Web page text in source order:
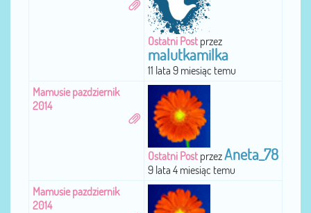
Ostatni Post przez
malutkamilka
11 lata 9 miesiąc temu
Mamusie pazdziernik
2014
Ostatni Post przezAneta_78
9 lata 4 miesiąc temu
Mamusie pazdziernik
2014